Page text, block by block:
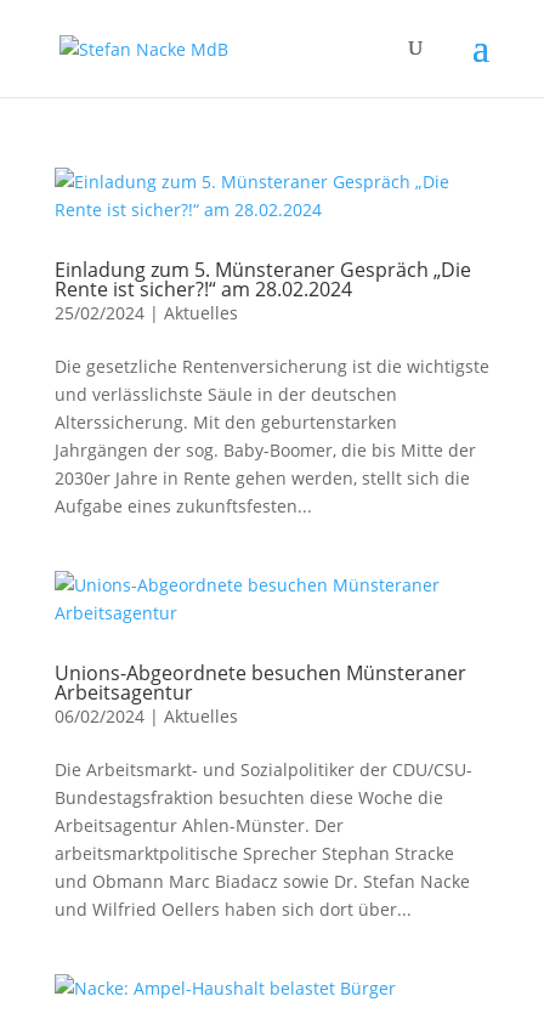
Einladung zum 5. Münsteraner Gespräch „Die
Rente ist sicher?!“ am 28.02.2024
25/02/2024| Aktuelles
Die gesetzliche Rentenversicherung ist die wichtigste
und verlässlichste Säule in der deutschen
Alterssicherung. Mit den geburtenstarken
Jahrgängen der sog. Baby-Boomer, die bis Mitte der
2030er Jahre in Rente gehen werden, stellt sich die
Aufgabe eines zukunftsfesten...
Unions-Abgeordnete besuchen Münsteraner
Arbeitsagentur
06/02/2024| Aktuelles
Die Arbeitsmarkt- und Sozialpolitiker der CDU/CSU-
Bundestagsfraktion besuchten diese Woche die
Arbeitsagentur Ahlen-Münster. Der
arbeitsmarktpolitische Sprecher Stephan Stracke
und Obmann Marc Biadacz sowie Dr. Stefan Nacke
und Wilfried Oellers haben sich dort über...